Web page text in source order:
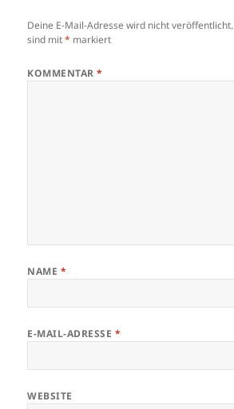
Deine E-Mail-Adresse wird nicht veröffentlicht.
sind mit* markiert
KOMMENTAR*
NAME *
E-MAIL-ADRESSE *
WEBSITE